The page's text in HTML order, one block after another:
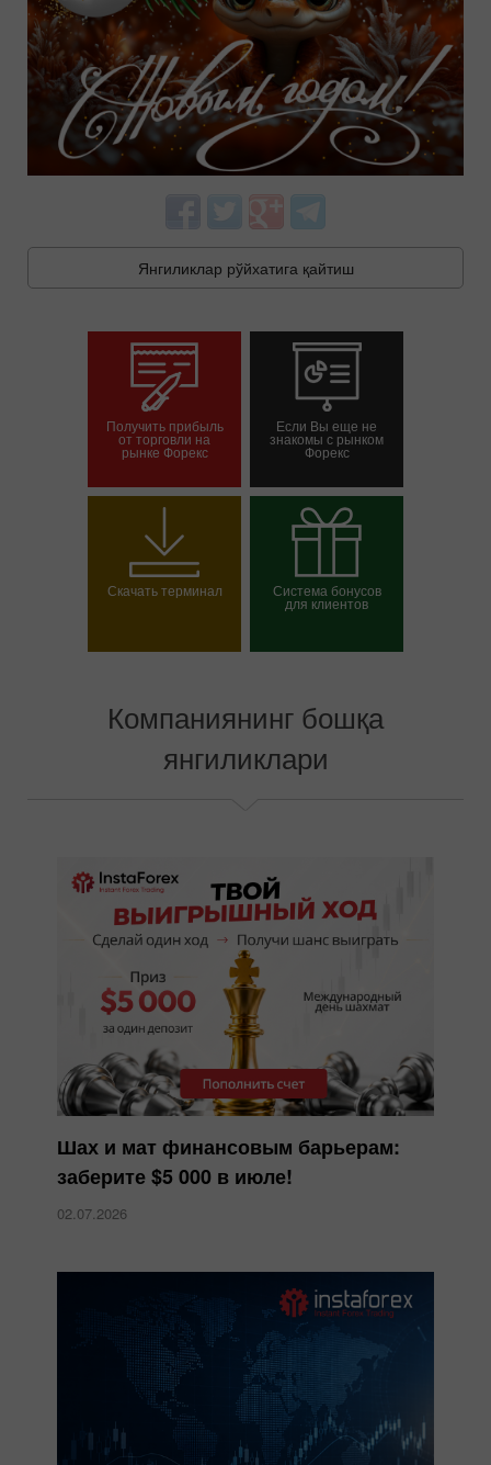
Янгиликлар рўйхатига қайтиш
Получить прибыль
от торговли на
рынке Форекс
варағини очиш
Если Вы еще не
знакомы с рынком
Форекс
Демо-ҳисоб-варағини
очиш
Скачать терминал Система бонусов
для клиентов
Компаниянинг бошқа
янгиликлари
Шах и мат финансовым барьерам:
заберите $5 000 в июле!
02.07.2026